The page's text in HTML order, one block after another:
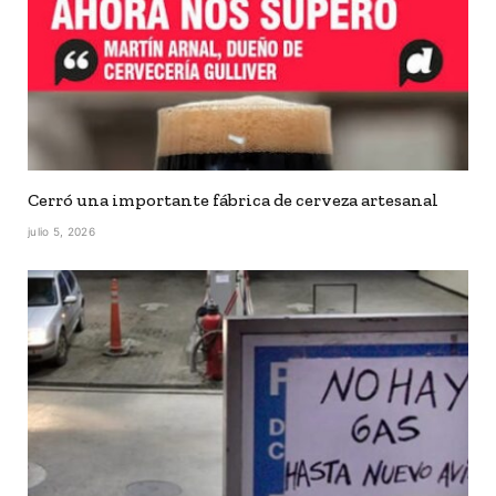
Cerró una importante fábrica de cerveza artesanal
julio 5, 2026